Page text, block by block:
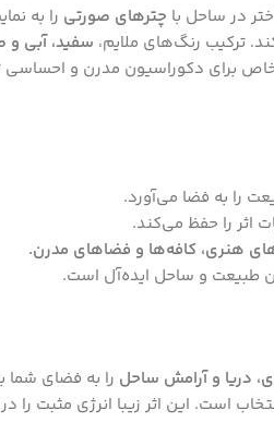
در ساحل با چترهای صورتی را به
ترکیب رنگ‌های ملایم، سفید، آبی و
خاص برای دکوراسیون مدرن و احساسی
را به فضا می‌آورد.
اثر را حفظ می‌کند.
هنری، کافه‌ها و فضاهای مدرن.
طبیعت و ساحل ایده‌آل است.
دریا و آرامش ساحل را به فضای شما
است. این اثر زیبا انرژی مثبت را در